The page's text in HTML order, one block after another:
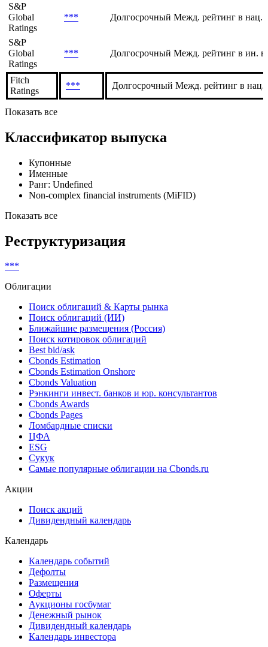
S&P
Global
Ratings
*** Долгосрочный Межд. рейтинг в нац.
S&P
Global
Ratings
*** Долгосрочный Межд. рейтинг в ин.
Fitch
Ratings
*** Долгосрочный Межд. рейтинг в нац.
Показать все
Классификатор выпуска
Купонные
Именные
Ранг: Undefined
Non-complex financial instruments (MiFID)
Показать все
Реструктуризация
***
Облигации
Поиск облигаций & Карты рынка
Поиск облигаций (ИИ)
Ближайшие размещения (Россия)
Поиск котировок облигаций
Best bid/ask
Cbonds Estimation
Cbonds Estimation Onshore
Cbonds Valuation
Рэнкинги инвест. банков и юр. консультантов
Cbonds Awards
Cbonds Pages
Ломбардные списки
ЦФА
ESG
Сукук
Самые популярные облигации на Cbonds.ru
Акции
Поиск акций
Дивидендный календарь
Календарь
Календарь событий
Дефолты
Размещения
Оферты
Аукционы госбумаг
Денежный рынок
Дивидендный календарь
Календарь инвестора